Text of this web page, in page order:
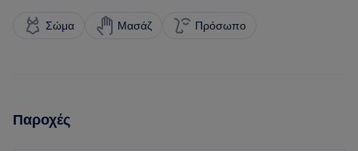
Σώμα Μασάζ Πρόσωπο
Παροχές